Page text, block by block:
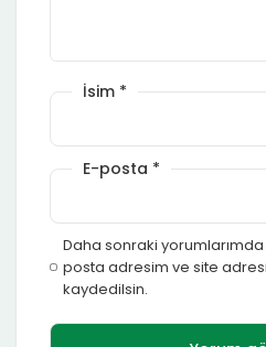
İsim *
E-posta *
Daha sonraki yorumlarımda
posta adresim ve site
kaydedilsin.